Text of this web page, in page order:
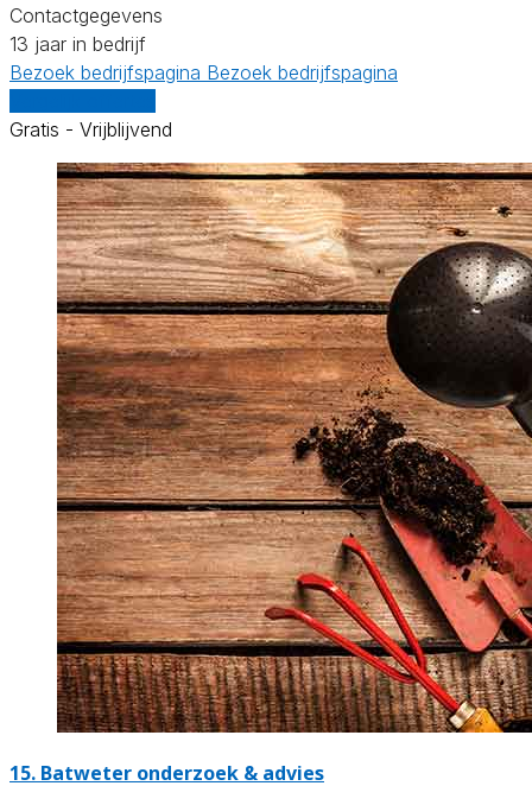
Contactgegevens
13 jaar in bedrijf
Bezoek bedrijfspagina Bezoek bedrijfspagina
Gratis - Vrijblijvend
15. Batweter onderzoek & advies